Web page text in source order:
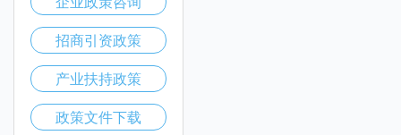
招商引资政策
产业扶持政策
政策文件下载